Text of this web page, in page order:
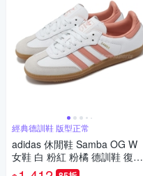
經典德訓鞋 版型正常
adidas 休閒鞋 Samba OG W
女鞋 白 粉紅 粉橘 德訓鞋 復古
麂皮 愛迪達 IG5932